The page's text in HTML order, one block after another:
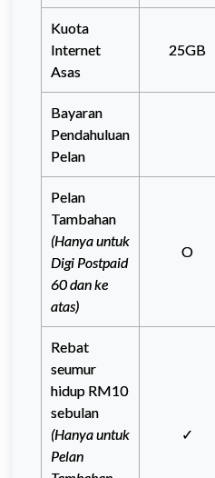
Kuota
Internet
Asas
25GB
Bayaran
Pendahuluan
Pelan
Pelan
Tambahan
(Hanya untuk
Digi Postpaid
60 dan ke
atas)
O
Rebat
seumur
hidup RM10
sebulan
(Hanya untuk
Pelan
✓